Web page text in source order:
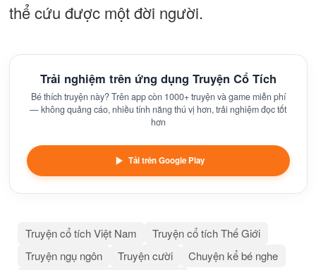
thể cứu được một đời người.
Trải nghiệm trên ứng dụng Truyện Cổ Tích
Bé thích truyện này? Trên app còn 1000+ truyện và game miễn phí
— không quảng cáo, nhiều tính năng thú vị hơn, trải nghiệm đọc tốt
hơn
Tải trên Google Play
Truyện cổ tích Việt Nam
Truyện cổ tích Thế Giới
Truyện ngụ ngôn
Truyện cười
Chuyện kể bé nghe